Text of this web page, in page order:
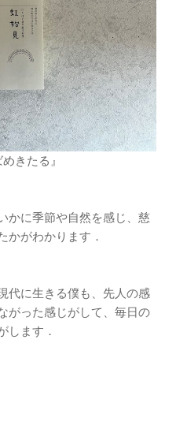
きたる』
かに季節や自然を感じ、慈
かがわかります．
代に生きる僕も、先人の感
がった感じがして、毎日の
します．